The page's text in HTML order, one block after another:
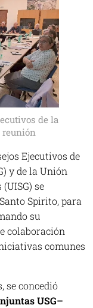
de la
reunión
Ejecutivos de
y de la Unión
se
Spirito, para
su
colaboración
comunes
se concedió
USG–